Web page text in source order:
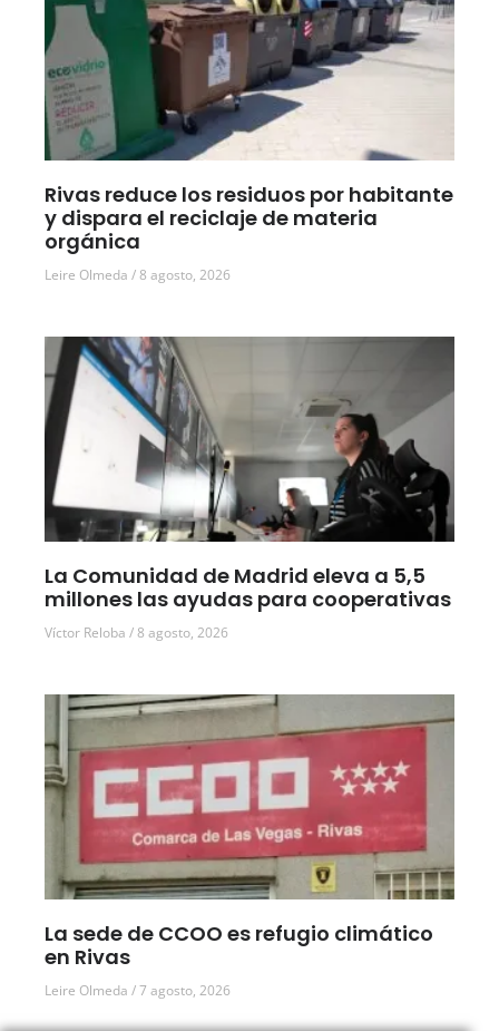
Rivas reduce los residuos por habitante
y dispara el reciclaje de materia
orgánica
Leire Olmeda 8 agosto, 2026
La Comunidad de Madrid eleva a 5,5
millones las ayudas para cooperativas
Víctor Reloba 8 agosto, 2026
La sede de CCOO es refugio climático
en Rivas
Leire Olmeda 7 agosto, 2026